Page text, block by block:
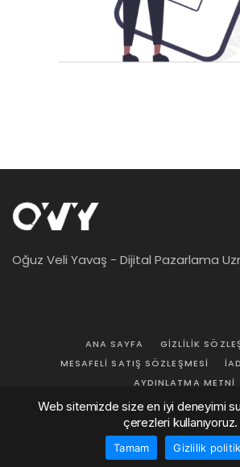
Oğuz Veli Yavaş - Dijital Pazarlama
ANA SAYFA
GIZLILIK
MESAFELI SATIŞ SÖZLEŞMESI
AYDINLATMA METNI
© 2026Oğuz Veli Yavaş. Her
Web sitemizde size en iyi deneyimi
çerezleri kullanıyoruz.
Tamam Gizlilik